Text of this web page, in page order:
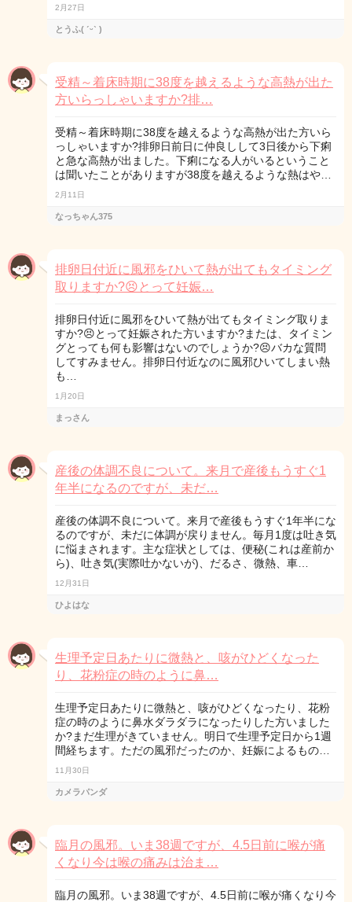
2月27日
とうふ( ˊᵕˋ )
受精～着床時期に38度を越えるような高熱が出た
方いらっしゃいますか?排…
受精～着床時期に38度を越えるような高熱が出た方いら
っしゃいますか?排卵日前日に仲良しして3日後から下痢
と急な高熱が出ました。下痢になる人がいるということ
は聞いたことがありますが38度を越えるような熱はや…
2月11日
なっちゃん375
排卵日付近に風邪をひいて熱が出てもタイミング
取りますか?😣とって妊娠…
排卵日付近に風邪をひいて熱が出てもタイミング取りま
すか?😣とって妊娠された方いますか?または、タイミン
グとっても何も影響はないのでしょうか?😣バカな質問
してすみません。排卵日付近なのに風邪ひいてしまい熱
も…
1月20日
まっさん
産後の体調不良について。来月で産後もうすぐ1
年半になるのですが、未だ…
産後の体調不良について。来月で産後もうすぐ1年半にな
るのですが、未だに体調が戻りません。毎月1度は吐き気
に悩まされます。主な症状としては、便秘(これは産前か
ら)、吐き気(実際吐かないが)、だるさ、微熱、車…
12月31日
ひよはな
生理予定日あたりに微熱と、咳がひどくなった
り、花粉症の時のように鼻…
生理予定日あたりに微熱と、咳がひどくなったり、花粉
症の時のように鼻水ダラダラになったりした方いました
か?まだ生理がきていません。明日で生理予定日から1週
間経ちます。ただの風邪だったのか、妊娠によるもの…
11月30日
カメラパンダ
臨月の風邪。いま38週ですが、4.5日前に喉が痛
くなり今は喉の痛みは治ま…
臨月の風邪。いま38週ですが、4.5日前に喉が痛くなり今